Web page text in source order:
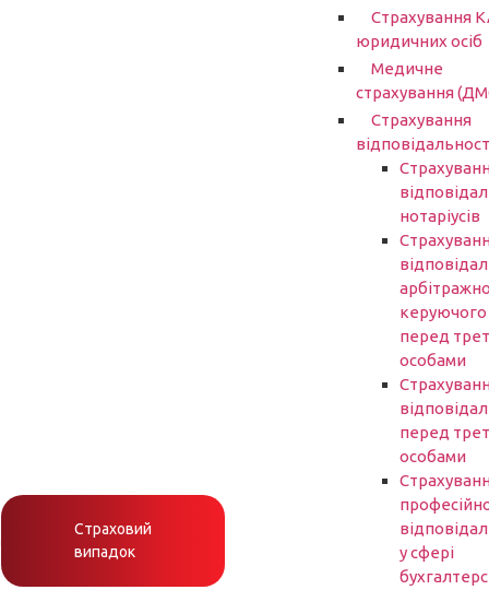
Страховий
випадок
Страхування
юридичних осіб
Медичне
страхування
Страхування
нотаріусів
керуючого
перед
особами
перед
особами
у сфері